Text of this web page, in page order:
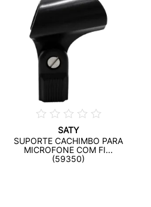
SATY
SUPORTE CACHIMBO PARA
MICROFONE COM FI...
(59350)